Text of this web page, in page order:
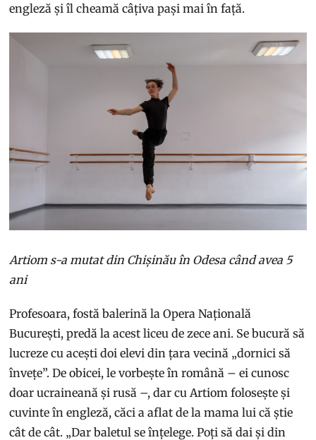
engleză și îl cheamă câțiva pași mai în față.
Artiom s-a mutat din Chișinău în Odesa când avea 5
ani
Profesoara, fostă balerină la Opera Națională
București, predă la acest liceu de zece ani. Se bucură să
lucreze cu acești doi elevi din țara vecină „dornici să
învețe”. De obicei, le vorbește în română – ei cunosc
doar ucraineană și rusă –, dar cu Artiom folosește și
cuvinte în engleză, căci a aflat de la mama lui că știe
cât de cât. „Dar baletul se înțelege. Poți să dai și din